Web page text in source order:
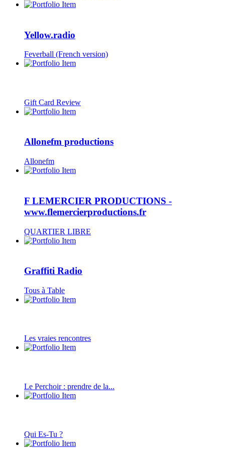
Yellow.radio
Feverball (French version)
Gift Card Review
Allonefm productions
Allonefm
F LEMERCIER PRODUCTIONS -
www.flemercierproductions.fr
QUARTIER LIBRE
Graffiti Radio
Tous à Table
Les vraies rencontres
Le Perchoir : prendre de la...
Qui Es-Tu ?